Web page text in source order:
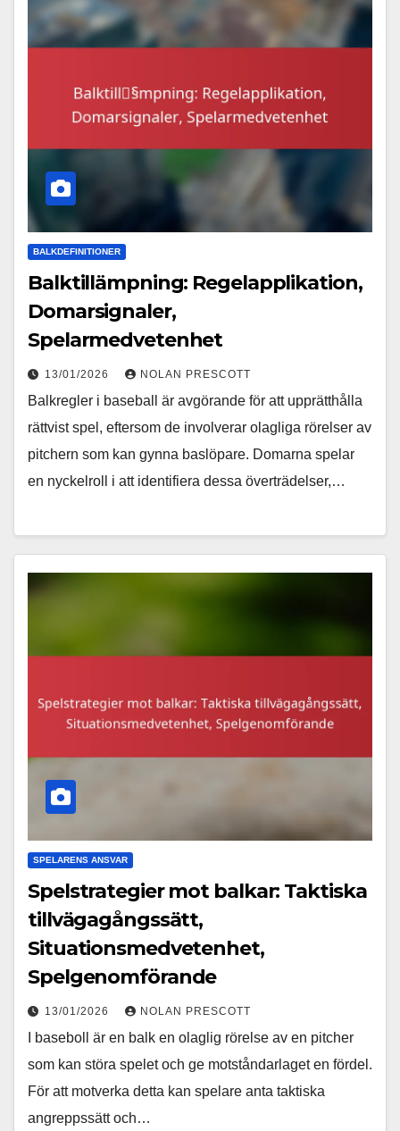
BALKDEFINITIONER
Balktillämpning: Regelapplikation,
Domarsignaler,
Spelarmedvetenhet
13/01/2026 NOLAN PRESCOTT
Balkregler i baseball är avgörande för att upprätthålla
rättvist spel, eftersom de involverar olagliga rörelser av
pitchern som kan gynna baslöpare. Domarna spelar
en nyckelroll i att identifiera dessa överträdelser,…
SPELARENS ANSVAR
Spelstrategier mot balkar: Taktiska
tillvägagångssätt,
Situationsmedvetenhet,
Spelgenomförande
13/01/2026 NOLAN PRESCOTT
I baseboll är en balk en olaglig rörelse av en pitcher
som kan störa spelet och ge motståndarlaget en fördel.
För att motverka detta kan spelare anta taktiska
angreppssätt och…